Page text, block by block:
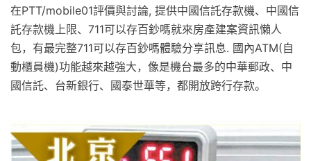
在PTT/mobile01評價與討論, 提供中國信託存款機、中國信
託存款機上限、711可以存百鈔嗎就來房產建案資訊懶人
包，有最完整711可以存百鈔嗎體驗分享訊息. 國內ATM(自
動櫃員機)功能越來越強大，像是機台最多的中華郵政、中
國信託、台新銀行、國泰世華等，都開放跨行存款。